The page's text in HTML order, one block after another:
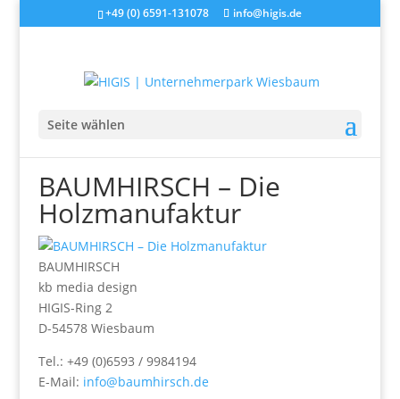
+49 (0) 6591-131078 info@higis.de
Seite wählen
BAUMHIRSCH – Die
Holzmanufaktur
BAUMHIRSCH
kb media design
HIGIS-Ring 2
D-54578 Wiesbaum
Tel.: +49 (0)6593 / 9984194
E-Mail: info@baumhirsch.de